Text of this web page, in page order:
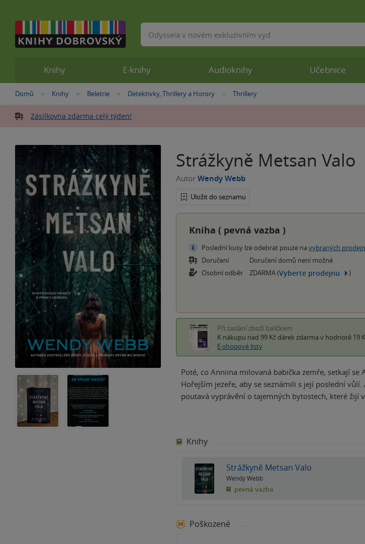
Nacházíte
zde:
Domů »
Knihy »
Beletrie »
Detektivky, Thrillery a Horory »
Thrillery
Zásilkovna zdarma celý týden!
Strážkyně Metsan Valo
Autor Wendy Webb
Uložit do seznamu
Kniha ( pevná vazba )
Poslední kusy lze odebrat pouze na vybraných
Doručení
Doručení domů není možné
Osobní odběr
ZDARMA (Vyberte prodejnu )
Při zaslání zboží balíčkem
K nákupu nad 99 Kč dárek zdarma v hodnotě 19
E-shopové listy
Poté, co Anniina milovaná babička zemře, setkají
Hořejším jezeře, aby se seznámili s její poslední
poutavá vyprávění o tajemných bytostech, které žijí
Knihy
Strážkyně Metsan Valo
Wendy Webb
pevná vazba
Poškozené
Knihy E-knihy Audioknihy Učebnice
Vyhledávání